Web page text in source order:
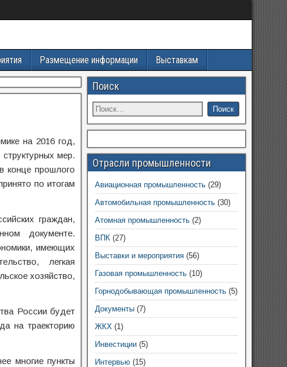
Размещение информации Выставкам
на 2016 год,
мер.
конце прошлого
по итогам
граждан,
документе.
имеющих
легкая
хозяйство,
России будет
на траекторию
многие пункты
Поиск
Отрасли промышленности
Авиационная промышленность(29)
Автомобильная промышленность(30)
Атомная промышленность(2)
ВПК(27)
Выставки и мероприятия(56)
Газовая промышленность(10)
Горнодобывающая промышленность(5)
Документы(7)
ЖКХ(1)
Инвестиции(5)
Интервью(15)